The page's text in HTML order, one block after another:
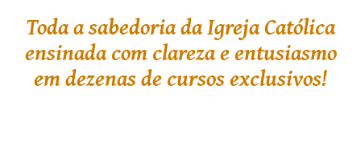
Toda a sabedoria da Igreja Católica
ensinada com clareza e entusiasmo
em dezenas de cursos exclusivos!